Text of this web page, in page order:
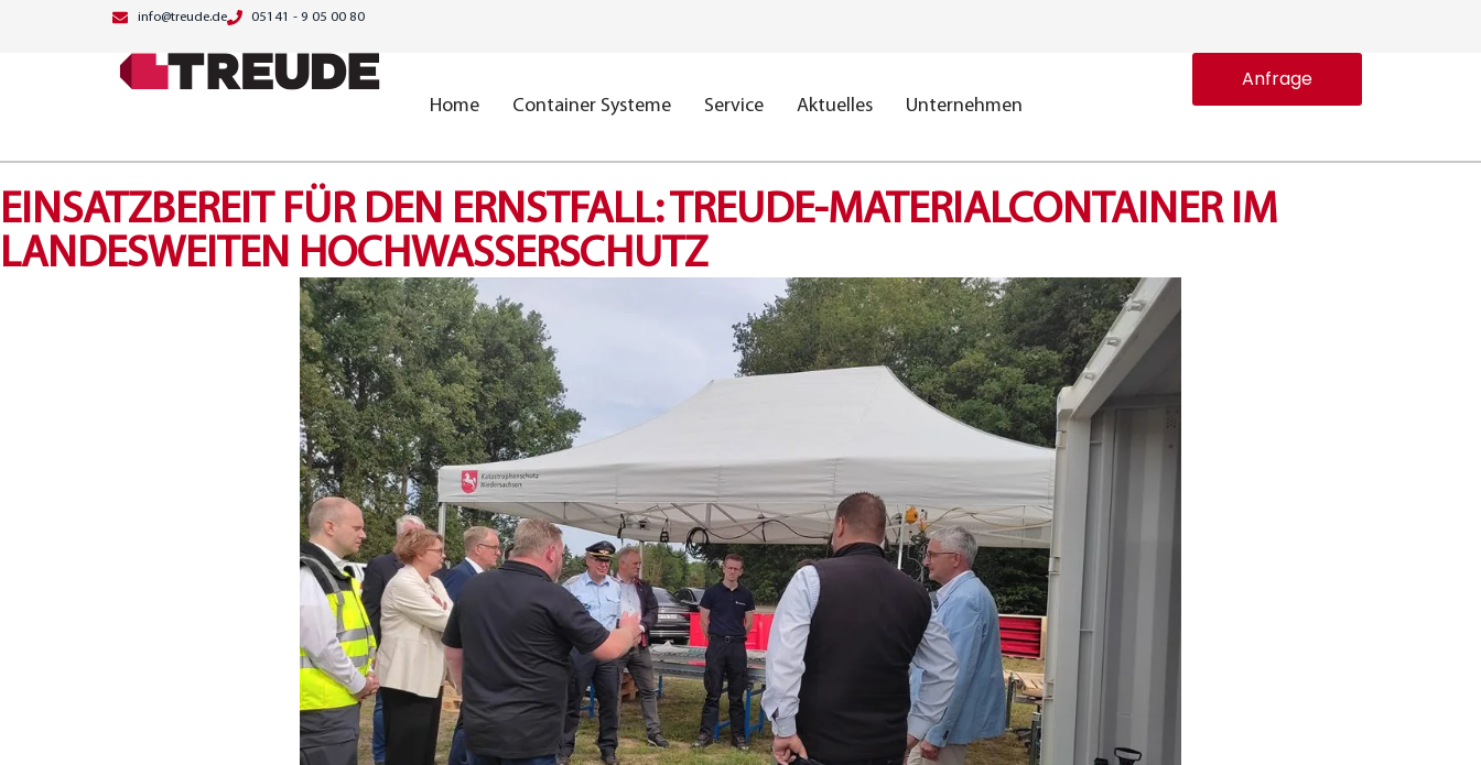
info@treude.de 05141 - 9 05 00 80
Home Container Systeme Service Aktuelles Unternehmen
Anfrage
EINSATZBEREIT FÜR DEN ERNSTFALL: TREUDE-MATERIALCONTAINER IM
LANDESWEITEN HOCHWASSERSCHUTZ